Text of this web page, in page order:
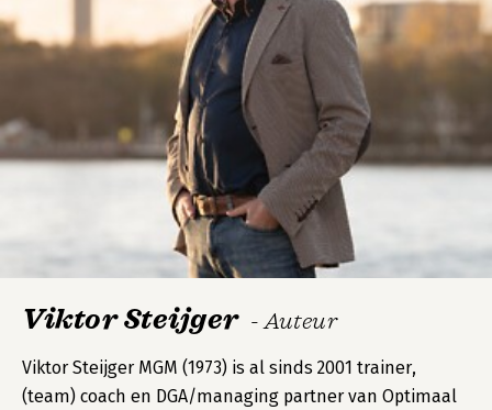
Viktor Steijger - Auteur
Viktor Steijger MGM (1973) is al sinds 2001 trainer,
(team) coach en DGA/managing partner van Optimaal